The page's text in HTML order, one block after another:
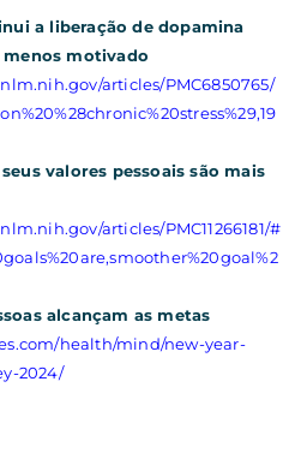
a liberação de dopamina
motivado
articles/PMC6850765/
valores pessoais são mais
articles/PMC11266181/#
alcançam as metas
health/mind/new-year-
2024/